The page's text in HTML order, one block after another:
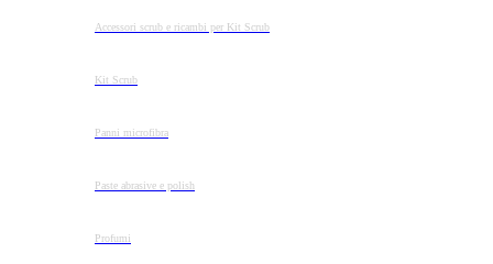
Accessori scrub e ricambi per Kit Scrub
Kit Scrub
Panni microfibra
Paste abrasive e polish
Profumi